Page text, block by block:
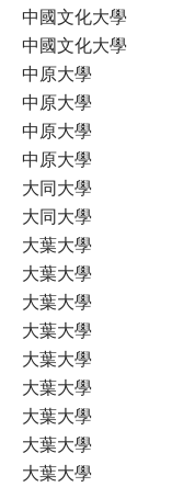
中國文化大學
中國文化大學
中原大學
中原大學
中原大學
中原大學
大同大學
大同大學
大葉大學
大葉大學
大葉大學
大葉大學
大葉大學
大葉大學
大葉大學
大葉大學
大葉大學